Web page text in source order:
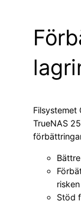
Filsystemet
TrueNAS
Stöd